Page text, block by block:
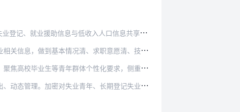
收入人口信息共享比对。完善定期走访摸排机制，通过…
求职意愿清、技能状况清、服务需求清。探索建构求职…
性化要求，侧重提供就业观念引导、求职能力实训、培…
、长期登记失业人员跟踪服务频次，及时了解其就业状…